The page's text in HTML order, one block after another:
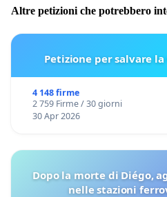
Altre petizioni che potrebbero
Petizione per salvare
4 148 firme
2 759 Firme / 30 giorni
30 Apr 2026
Dopo la morte di Diégo,
nelle stazioni